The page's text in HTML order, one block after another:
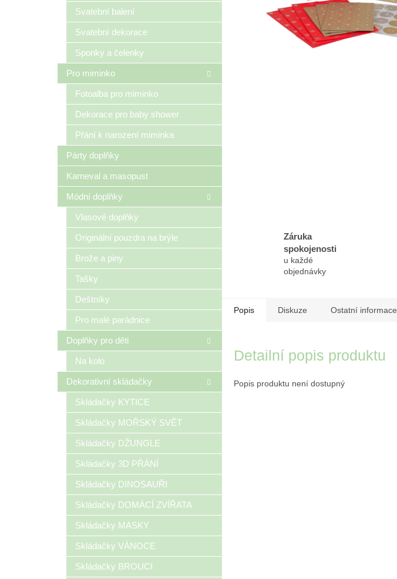
Svatební balení
Svatební dekorace
Sponky a čelenky
Pro miminko
Fotoalba pro miminko
Dekorace pro baby shower
Přání k narození miminka
Párty doplňky
Karneval a masopust
Módní doplňky
Vlasové doplňky
Originální pouzdra na brýle
Brože a piny
Tašky
Deštníky
Pro malé parádnice
Doplňky pro děti
Na kolo
Dekorativní skládačky
Skládačky KYTICE
Skládačky MOŘSKÝ SVĚT
Skládačky DŽUNGLE
Skládačky 3D PŘÁNÍ
Skládačky DINOSAUŘI
Skládačky DOMÁCÍ ZVÍŘATA
Skládačky MASKY
Skládačky VÁNOCE
Skládačky BROUCI
Záruka
spokojenosti
u každé
objednávky
Popis Diskuze Ostatní informace
Detailní popis produktu
Popis produktu není dostupný